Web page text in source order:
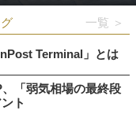
一覧 ＞
Terminal」とは
「弱気相場の最終段
ト